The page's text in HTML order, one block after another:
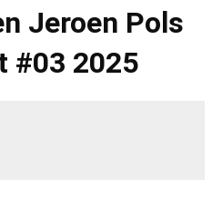
Jeroen Pols
#03 2025